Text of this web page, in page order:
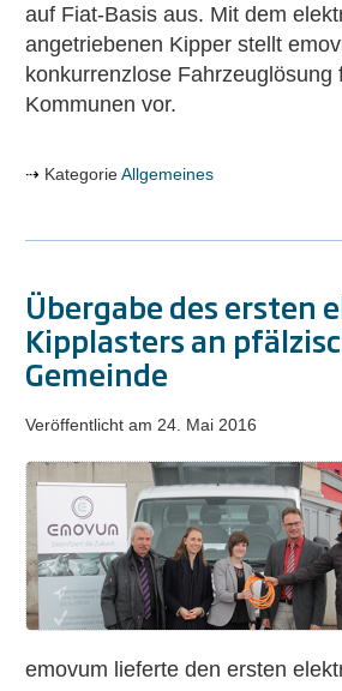
auf Fiat-Basis aus. Mit dem
angetriebenen Kipper stellt
konkurrenzlose Fahrzeuglösung
Kommunen vor.
KategorieAllgemeines
Übergabe des ersten
Kipplasters an
Gemeinde
Veröffentlicht am 24. Mai 2016
Übergabe
des
ersten
elektrischen
Kipplasters
an
Gemeinde
emovum lieferte den ersten